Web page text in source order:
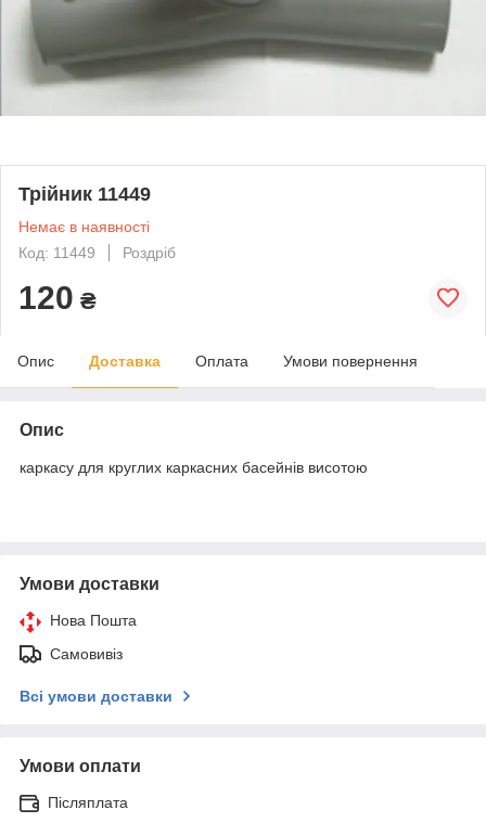
Трійник 11449
Немає в наявності
Код: 11449
Роздріб
120 ₴
Опис Доставка Оплата Умови повернення
Опис
каркасу для круглих каркасних басейнів висотою
Умови доставки
Нова Пошта
Самовивіз
Всі умови доставки
Умови оплати
Післяплата